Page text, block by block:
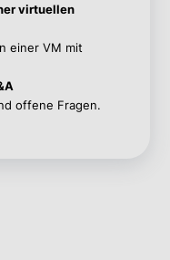
virtuellen
einer VM mit
offene Fragen.